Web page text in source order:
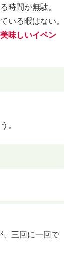
時間が無駄。
いる暇はない。
味しいイベン
。
、三回に一回で